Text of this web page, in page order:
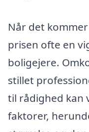
Når det
prisen ofte en
boligejere.
stillet
til rådighed kan
faktorer,